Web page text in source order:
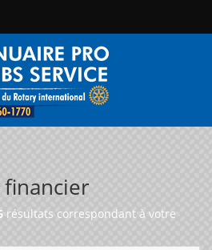
résultats correspondant à votre